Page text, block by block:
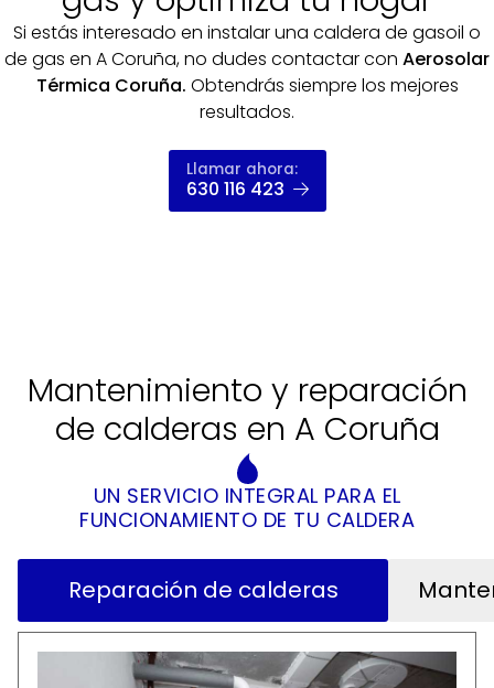
Si estás interesado en instalar una caldera de gasoil o
de gas en A Coruña, no dudes contactar con Aerosolar
Térmica Coruña. Obtendrás siempre los mejores
resultados.
Llamar ahora:
630 116 423
Mantenimiento y reparación
de calderas en A Coruña
UN SERVICIO INTEGRAL PARA EL
FUNCIONAMIENTO DE TU CALDERA
Reparación de calderas